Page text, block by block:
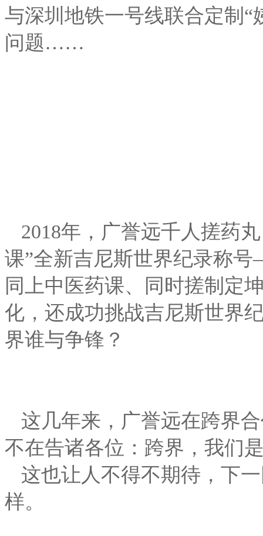
与深圳地铁一号线联合定制
问题……
2018年，广誉远千人搓药
课”全新吉尼斯世界纪录称
同上中医药课、同时搓制定
化，还成功挑战吉尼斯世界
界谁与争锋？
这几年来，广誉远在跨界
不在告诸各位：跨界，我们
这也让人不得不期待，下
样。